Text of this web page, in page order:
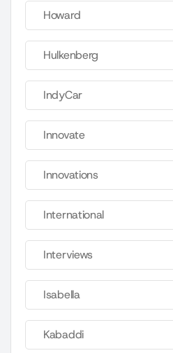
Howard
Hulkenberg
IndyCar
Innovate
Innovations
International
Interviews
Isabella
Kabaddi